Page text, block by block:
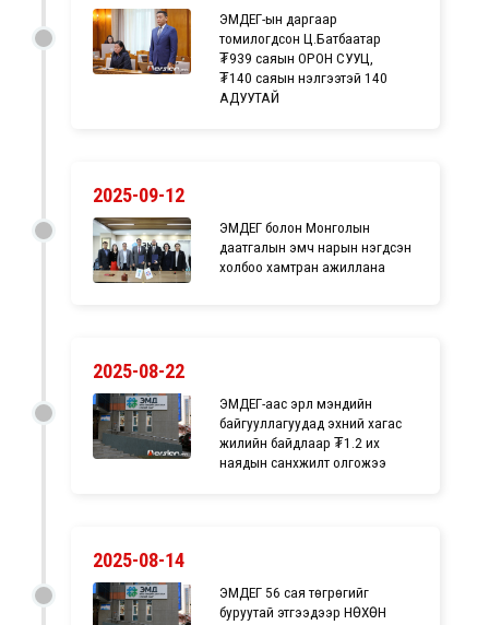
ЭМДЕГ-ын даргаар
томилогдсон Ц.Батбаатар
₮939 саяын ОРОН СУУЦ,
₮140 саяын үнэлгээтэй 140
АДУУТАЙ
2025-09-12
ЭМДЕГ болон Монголын
даатгалын эмч нарын нэгдсэн
холбоо хамтран ажиллана
2025-08-22
ЭМДЕГ-аас эрүүл мэндийн
байгууллагуудад эхний хагас
жилийн байдлаар ₮1.2 их
наядын санхүүжилт олгожээ
2025-08-14
ЭМДЕГ 56 сая төгрөгийг
буруутай этгээдээр НӨХӨН